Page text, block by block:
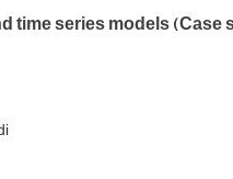
time series models (Case